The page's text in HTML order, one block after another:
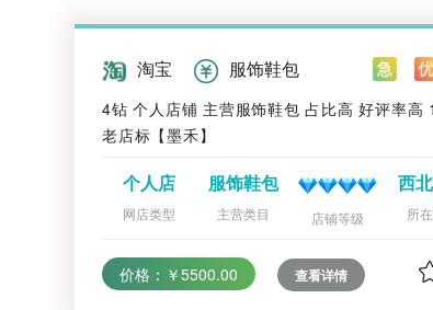
淘宝 服饰鞋包
4钻 个人店铺 主营服饰鞋包 占比高 好评率高
老店标【墨禾】
个人店
网店类型
服饰鞋包
主营类目 店铺等级
西
所
价格：￥5500.00 查看详情